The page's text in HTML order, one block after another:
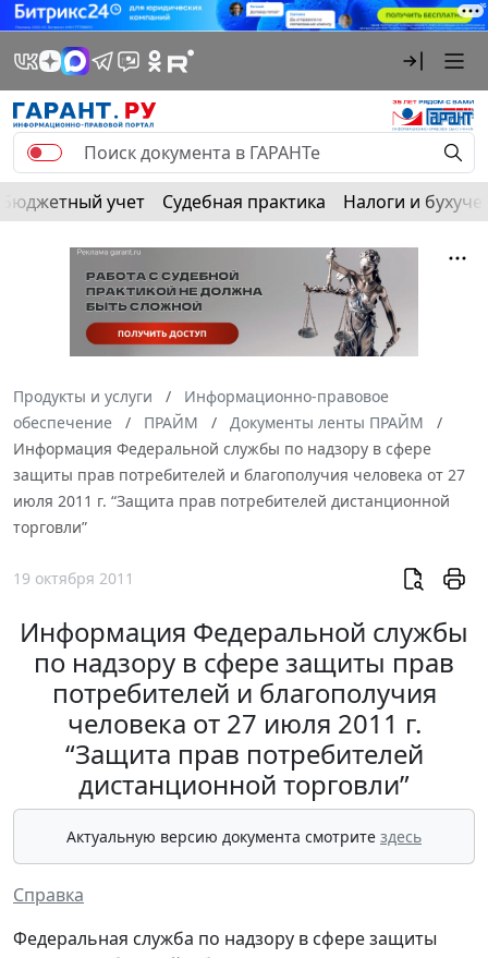
Бюджетный учет Судебная практика Налоги и
Продукты и услуги
Информационно-правовое
обеспечение
ПРАЙМ
Документы ленты ПРАЙМ
Информация Федеральной службы по надзору в сфере
защиты прав потребителей и благополучия человека от 27
июля 2011 г. “Защита прав потребителей дистанционной
торговли”
19 октября 2011
Информация Федеральной службы
по надзору в сфере защиты прав
потребителей и благополучия
человека от 27 июля 2011 г.
“Защита прав потребителей
дистанционной торговли”
Актуальную версию документа смотрите здесь
Справка
Федеральная служба по надзору в сфере защиты